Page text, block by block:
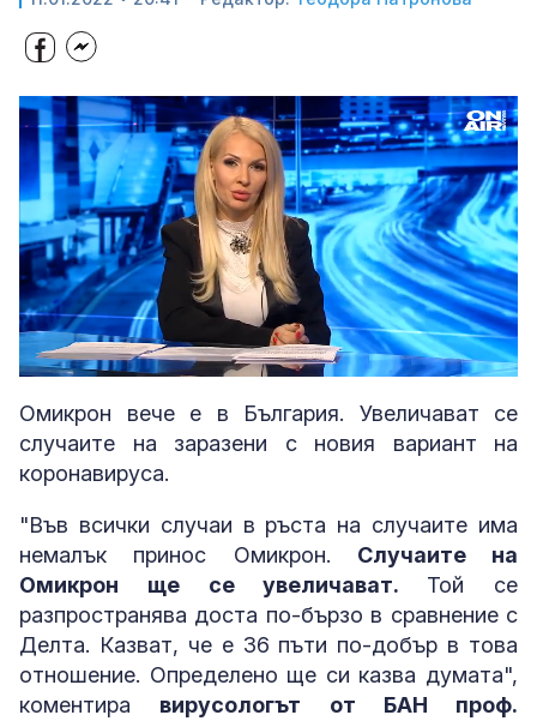
Unmute Loaded:
4.82%
Омикрон вече е в България. Увеличават се
случаите на заразени с новия вариант на
коронавируса.
"Във всички случаи в ръста на случаите има
немалък принос Омикрон. Случаите на
Омикрон ще се увеличават. Той се
разпространява доста по-бързо в сравнение с
Делта. Казват, че е 36 пъти по-добър в това
отношение. Определено ще си казва думата",
коментира вирусологът от БАН проф.